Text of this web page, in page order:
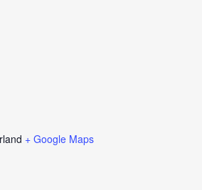
+ Google Maps